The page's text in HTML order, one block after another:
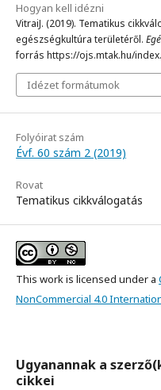
Hogyan kell idézni
VitraiJ. (2019). Tematikus
egészségkultúra területéről.
forrás https://ojs.mtak.hu/
Idézet formátumok
Folyóirat szám
Évf. 60 szám 2 (2019)
Rovat
Tematikus cikkválogatás
This work is licensed under a
NonCommercial 4.0
Ugyanannak a
cikkei